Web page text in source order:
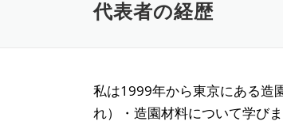
代表者の経歴
私は1999年から東京にある造
れ）・造園材料について学びま